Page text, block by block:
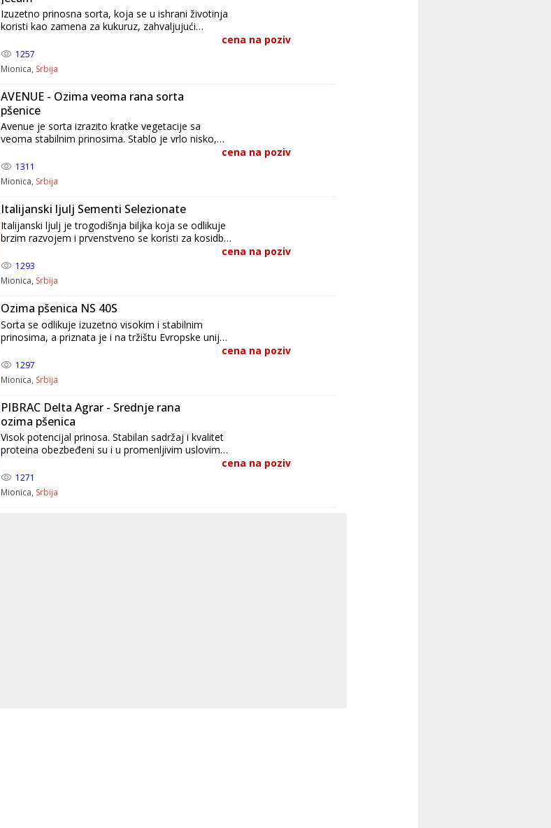
Izuzetno prinosna sorta, koja se u ishrani životinja
koristi kao zamena za kukuruz, zahvaljujući
Vaš prijatelj od poverenja
cena na poziv
1257
Mionica, Srbija
AVENUE - Ozima veoma rana sorta
pšenice
Avenue je sorta izrazito kratke vegetacije sa
veoma stabilnim prinosima. Stablo je vrlo nisko,
čvrsto i pokazuje visoku tolerantnost na poleganje.
Ćira Mionica Vaš prijatelj od poverenja
cena na poziv
1311
Mionica, Srbija
Italijanski ljulj Sementi Selezionate
Italijanski ljulj je trogodišnja biljka koja se odlikuje
brzim razvojem i prvenstveno se koristi za kosidbu.
prijatelj od poverenja
cena na poziv
1293
Mionica, Srbija
Ozima pšenica NS 40S
Sorta se odlikuje izuzetno visokim i stabilnim
prinosima, a priznata je i na tržištu Evropske unije.
cena na poziv
1297
Mionica, Srbija
PIBRAC Delta Agrar - Srednje rana
ozima pšenica
Visok potencijal prinosa. Stabilan sadržaj i kvalitet
proteina obezbeđeni su i u promenljivim uslovima
poverenja
cena na poziv
1271
Mionica, Srbija